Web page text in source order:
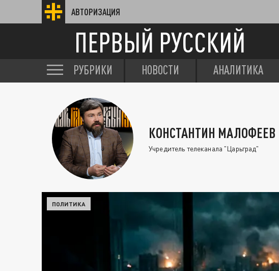
АВТОРИЗАЦИЯ
ПЕРВЫЙ РУССКИЙ
РУБРИКИ НОВОСТИ АНАЛИТИКА
КОНСТАНТИН МАЛОФЕЕВ
Учредитель телеканала "Царьград"
ПОЛИТИКА